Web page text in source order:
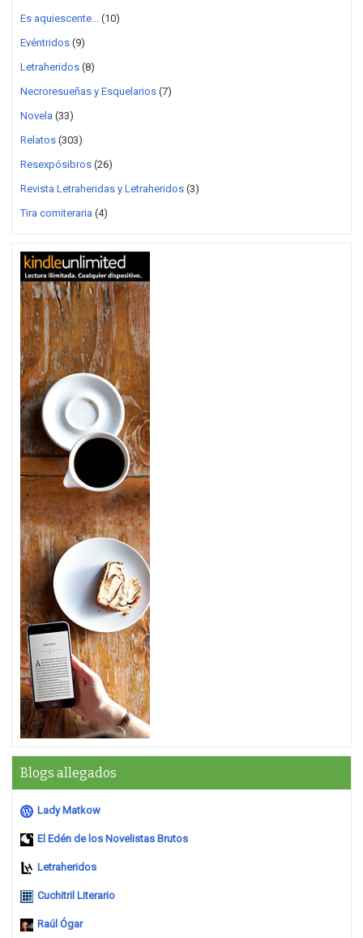
Es aquiescente...
(10)
Evéntridos (9)
Letraheridos (8)
Necroresueñas y Esquelarios (7)
Novela (33)
Relatos (303)
Resexpósibros (26)
Revista Letraheridas y Letraheridos (3)
Tira comiteraria (4)
Blogs allegados
Lady Matkow
El Edén de los Novelistas Brutos
Letraheridos
Cuchitril Literario
Raúl Ógar